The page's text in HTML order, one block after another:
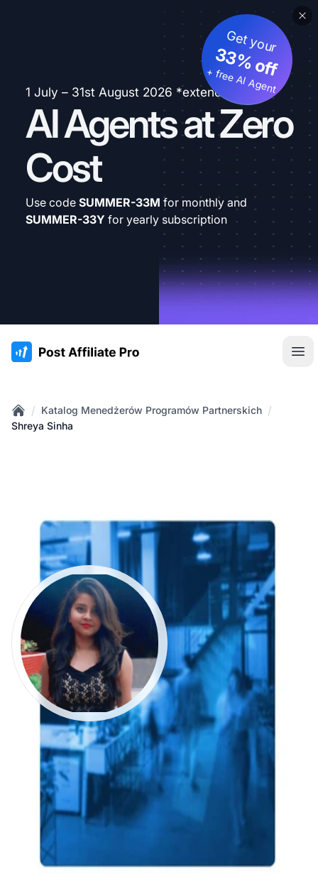
1 July – 31st August 2026 *extended
AI Agents at Zero
Cost
Get your
33% off
+ free AI Agent
Use code SUMMER-33M for monthly and
SUMMER-33Y for yearly subscription
:site.title
Home
/ Katalog Menedżerów Programów Partnerskich /
Shreya Sinha